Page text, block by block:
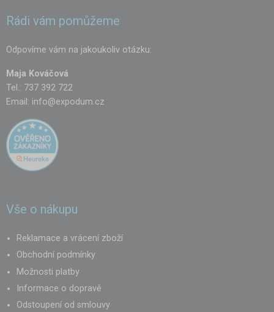
Rádi vám pomůžeme
Odpovíme vám na jakoukoliv otázku:
Maja Kováčová
Tel.: 737 392 722
Email: info@expodum.cz
Vše o nákupu
Reklamace a vrácení zboží
Obchodní podmínky
Možnosti platby
Informace o dopravě
Odstoupení od smlouvy